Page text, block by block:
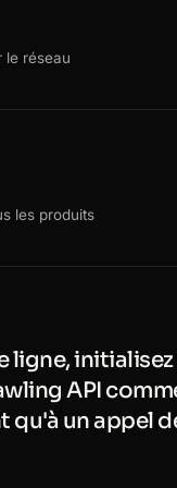
le réseau
les produits
ligne,
API
qu'à un appel